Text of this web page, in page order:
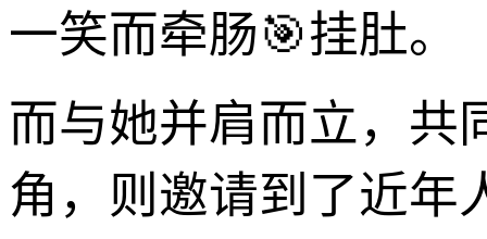
一笑而牵肠🎯挂肚。
而与她并肩而立，共
角，则邀请到了近年